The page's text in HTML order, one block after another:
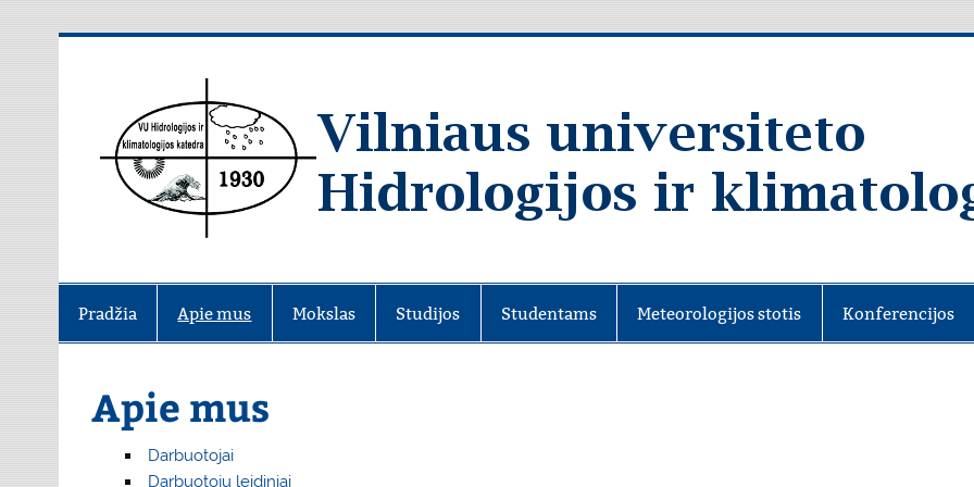
Pradžia Apie mus Mokslas Studijos Studentams Meteorologijos stotis Konferencijos
Apie mus
Darbuotojai
Darbuotojų leidiniai